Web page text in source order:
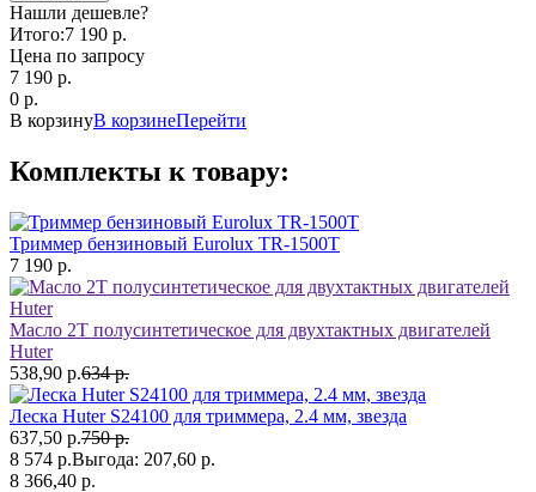
Нашли дешевле?
Итого:7 190 p.
Цена по запросу
7 190 p.
0 p.
В корзинуВ корзинеПерейти
Комплекты к товару:
Триммер бензиновый Eurolux TR-1500T
7 190 р.
Масло 2Т полусинтетическое для двухтактных двигателей
Huter
538,90 р.634 р.
Леска Huter S24100 для триммера, 2.4 мм, звезда
637,50 р.750 р.
8 574 р.Выгода: 207,60 р.
8 366,40 р.